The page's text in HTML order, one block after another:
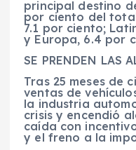
principal destino
por ciento del
7.1 por ciento;
y Europa, 6.4 por
SE PRENDEN LAS
Tras 25 meses de
ventas de
la industria
crisis y encendió
caída con
y el freno a la